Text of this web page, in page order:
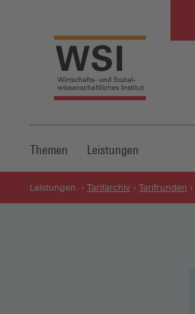
Themen Leistungen
Leistungen Tarifarchiv Tarifrunden